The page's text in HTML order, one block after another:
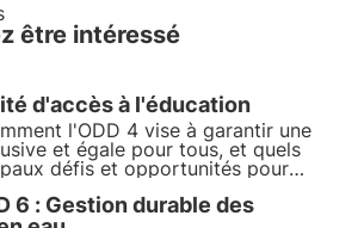
être intéressé
d'accès à l'éducation
l'ODD 4 vise à garantir une
et égale pour tous, et quels
défis et opportunités pour
Découvrez également
promeut l'éducation à
6 : Gestion durable des